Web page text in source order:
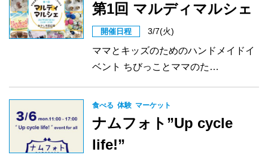
第1回 マルディマルシェ
開催日程 3/7(火)
ママとキッズのためのハンドメイドイ
ベント ちびっことママのた…
食べる 体験 マーケット
ナムフォト”Up cycle
life!”